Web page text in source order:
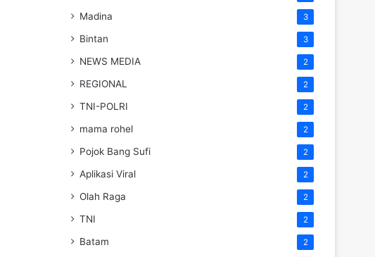
Madina 3
Bintan 3
NEWS MEDIA 2
REGIONAL 2
TNI-POLRI 2
mama rohel 2
Pojok Bang Sufi 2
Aplikasi Viral 2
Olah Raga 2
TNI 2
Batam 2